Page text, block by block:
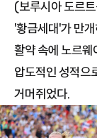
(보루시아 도르
'황금세대'가 만
활약 속에 노르
압도적인 성적으
거머쥐었다.